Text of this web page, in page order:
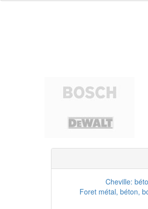
Cheville:
Foret métal, béton,